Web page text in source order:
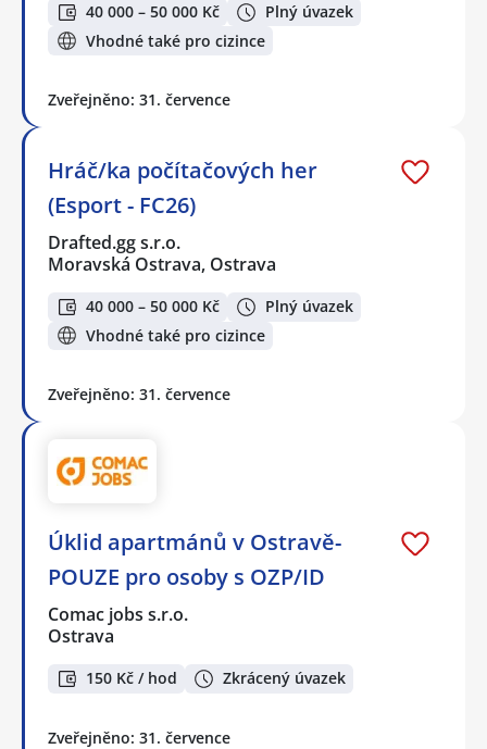
40 000 – 50 000 Kč
Plný úvazek
Vhodné také pro cizince
Zveřejněno: 31. července
Hráč/ka počítačových her
(Esport - FC26)
Drafted.gg s.r.o.
Moravská Ostrava, Ostrava
40 000 – 50 000 Kč
Plný úvazek
Vhodné také pro cizince
Zveřejněno: 31. července
Úklid apartmánů v Ostravě-
POUZE pro osoby s OZP/ID
Comac jobs s.r.o.
Ostrava
150 Kč / hod Zkrácený úvazek
Zveřejněno: 31. července